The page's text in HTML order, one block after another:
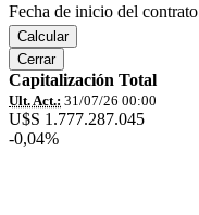
Fecha de inicio del contrato
Calcular
Cerrar
Capitalización Total
Ult. Act.: 31/07/26 00:00
U$S 1.777.287.045
-0,04%